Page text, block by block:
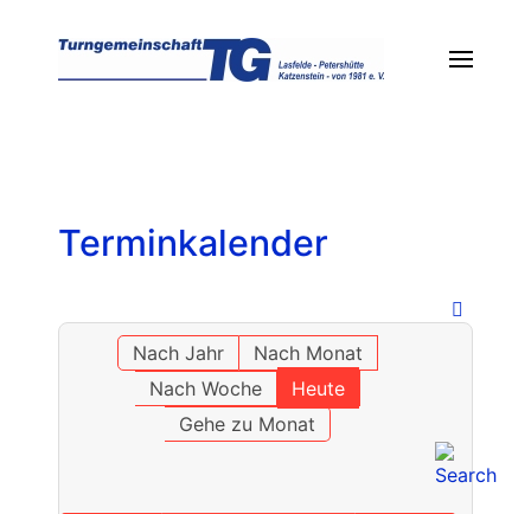
Terminkalender
Nach Jahr
Nach Monat
Nach Woche
Heute
Gehe zu Monat